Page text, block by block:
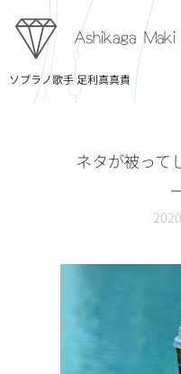
Ashikaga Maki
ソプラノ歌手 足利真真貴
ネタが被って